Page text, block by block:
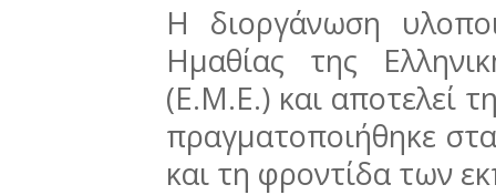
Η διοργάνωση
Ημαθίας της
(Ε.Μ.Ε.) και αποτελεί
πραγματοποιήθηκε
και τη φροντίδα των